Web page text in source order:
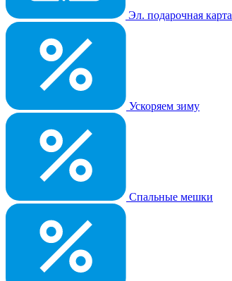
Эл. подарочная карта
Ускоряем зиму
Спальные мешки